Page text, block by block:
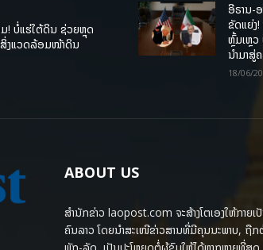
! ບໍ່ແຮ່ໃຕ້ດິນ ຊ່ວຍຫຼຸດ
ງແວດລ້ອມໜ້າດິນ
ອີຣານ-ອ
ຂັດແຍ່ງ!
ຫຼົ້ມເຫຼວ
ນໍາມາສູ່
18/06/
ABOUT US
ສຳນັກຂ່າວ laopost.com ຈະສ້າງໂຕເອງໃຫ້ກາຍ
ຄົນລາວ ໂດຍນຳສະເໜີຂ່າວສານທີ່ມີຄຸນນະພາບ, ຖືກ
ພັກ-ລັດ, ເປັນປະໂຫຍດຕໍ່ຜູ້ຊົມໃຫ້ໄດ້ຫຼາກຫຼາຍທີ່ສຸດ